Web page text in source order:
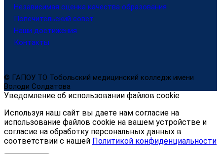
Независимая оценка качества образования
Попечительский совет
Наши достижения
Контакты
© ГАПОУ ТО Тобольский медицинский колледж имени
Володи Солдатова
Уведомление об использовании файлов cookie
Используя наш сайт вы даете нам согласие на
использование файлов cookie на вашем устройстве и
согласие на обработку персональных данных в
соответствии с нашей Политикой конфиденциальности